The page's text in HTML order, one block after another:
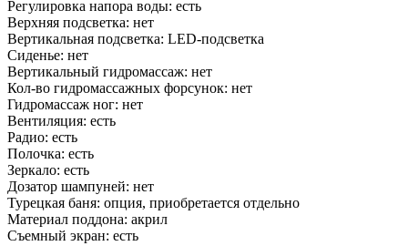
Регулировка напора воды: есть
Верхняя подсветка: нет
Вертикальная подсветка: LED-подсветка
Сиденье: нет
Вертикальный гидромассаж: нет
Кол-во гидромассажных форсунок: нет
Гидромассаж ног: нет
Вентиляция: есть
Радио: есть
Полочка: есть
Зеркало: есть
Дозатор шампуней: нет
Турецкая баня: опция, приобретается отдельно
Материал поддона: акрил
Съемный экран: есть